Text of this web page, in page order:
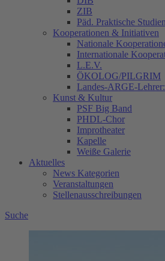
ZIB
Päd. Praktische
Kooperationen & Initiativen
Nationale
Internationale
L.E.V.
ÖKOLOG/PILGRIM
Landes-ARGE-
Kunst & Kultur
PSF Big Band
PHDL-Chor
Improtheater
Kapelle
Weiße Galerie
Aktuelles
News Kategorien
Veranstaltungen
Stellenausschreibungen
Suche